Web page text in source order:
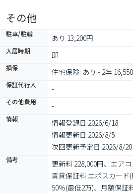
その他
駐車/駐輪 あり 13,200円
入居時期 即
損保 住宅保険: あり - 2年
保証代行人 -
その他費用 -
情報 情報登録日:2026/6/18
情報更新日:2026/8/5
次回更新予定日:2026/8/20
備考
更新料 228,000円、エア
賃貸保証料:エポスカード
50％(最低2万)、月額保証